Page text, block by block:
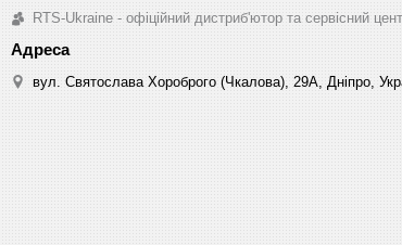
RTS-Ukraine - офіційний дистриб'ютор та сервісний
вул. Святослава Хороброго (Чкалова), 29А, Дніпро,